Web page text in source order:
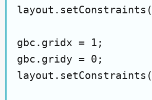
gbc.gridx = 1;
gbc.gridy = 0;